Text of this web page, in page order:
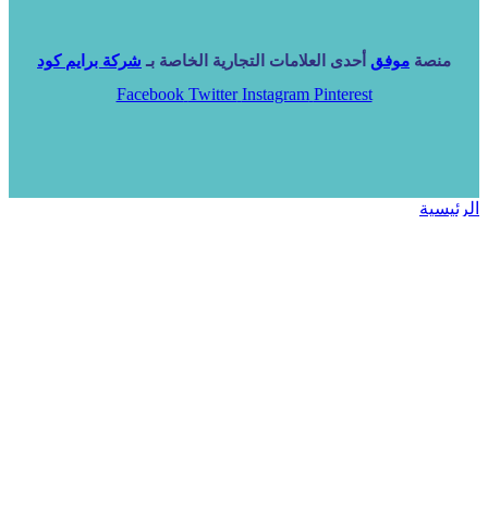
منصة موفق أحدى العلامات التجارية الخاصة بـ شركة برايم كود
Facebook Twitter Instagram Pinterest
الرئيسية